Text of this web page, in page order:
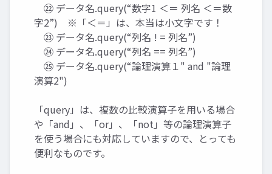
㉒ データ名.query(“数字1 ＜＝ 列名 ＜＝数
字2”) ※「＜＝」は、本当は小文字です！
㉓ データ名.query(“列名 ! = 列名”)
㉔ データ名.query(“列名 == 列名”)
㉕ データ名.query(“論理演算１" and "論理
演算2")
「query」は、複数の比較演算子を用いる場合
や「and」、「or」、「not」等の論理演算子
を使う場合にも対応していますので、とっても
便利なものです。